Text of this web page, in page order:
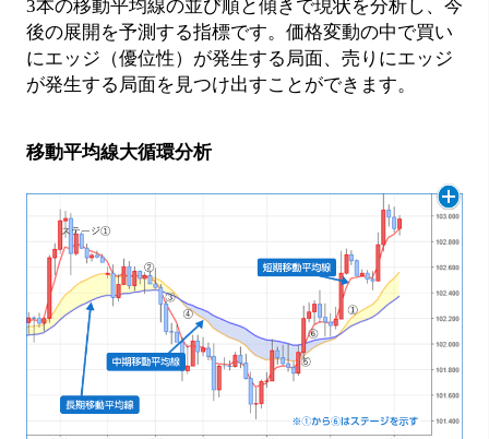
3本の移動平均線の並び順と傾きで現状を分析し、今
後の展開を予測する指標です。価格変動の中で買い
にエッジ（優位性）が発生する局面、売りにエッジ
が発生する局面を見つけ出すことができます。
移動平均線大循環分析